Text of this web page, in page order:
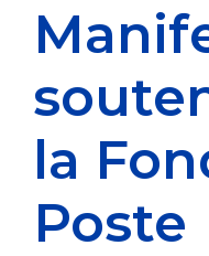
la
Poste